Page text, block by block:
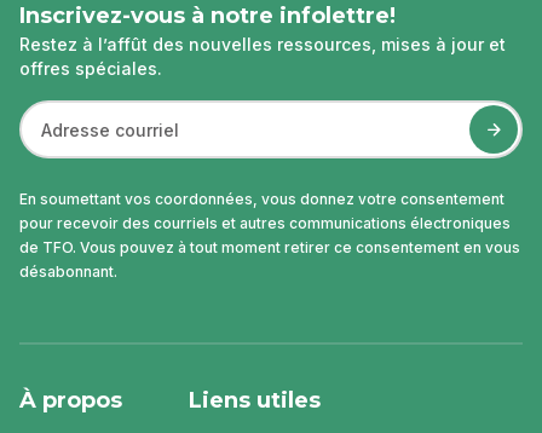
Inscrivez-vous à notre infolettre!
Restez à l’affût des nouvelles ressources, mises à jour et
offres spéciales.
En soumettant vos coordonnées, vous donnez votre consentement
pour recevoir des courriels et autres communications électroniques
de TFO. Vous pouvez à tout moment retirer ce consentement en vous
désabonnant.
À propos Liens utiles